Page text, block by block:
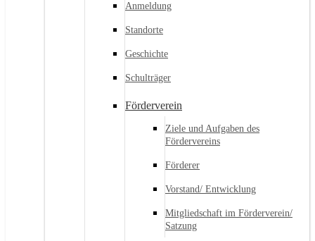
Anmeldung
Standorte
Geschichte
Schulträger
Förderverein
Ziele und Aufgaben des
Fördervereins
Förderer
Vorstand/ Entwicklung
Mitgliedschaft im Förderverein/
Satzung